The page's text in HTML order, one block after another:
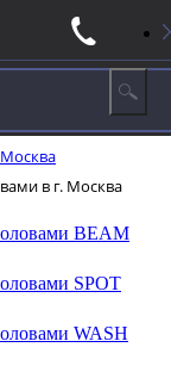
в г. Москва
BEAM
SPOT
WASH